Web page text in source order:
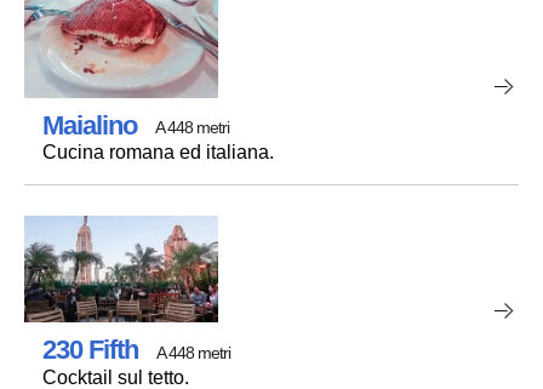
Maialino A 448 metri
Cucina romana ed italiana.
230 Fifth A 448 metri
Cocktail sul tetto.